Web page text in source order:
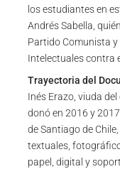
los estudiantes en
Andrés Sabella,
Partido Comunista
Intelectuales contra
Trayectoria del
Inés Erazo, viuda
donó en 2016 y
de Santiago de
textuales,
papel, digital y